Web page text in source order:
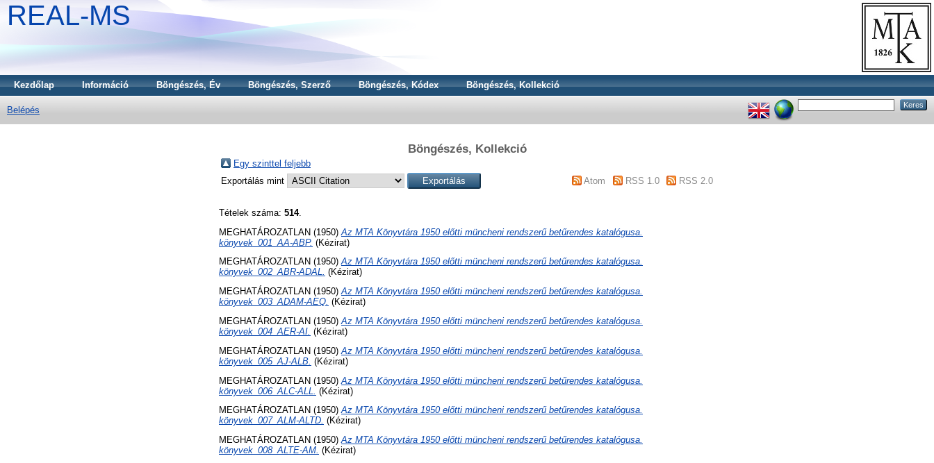
REAL-MS
Kezdőlap Információ Böngészés, Év Böngészés, Szerző Böngészés, Kódex Böngészés, Kollekció
Belépés
Böngészés, Kollekció
Egy szinttel feljebb
Exportálás mint
Atom RSS 1.0 RSS 2.0
Tételek száma: 514.
MEGHATÁROZATLAN (1950) Az MTA Könyvtára 1950 előtti müncheni rendszerű betűrendes katalógusa.
könyvek_001_AA-ABP. (Kézirat)
MEGHATÁROZATLAN (1950)Az MTA Könyvtára 1950 előtti müncheni rendszerű betűrendes katalógusa.
könyvek_002_ABR-ADAL. (Kézirat)
MEGHATÁROZATLAN (1950)Az MTA Könyvtára 1950 előtti müncheni rendszerű betűrendes katalógusa.
könyvek_003_ADAM-AEQ. (Kézirat)
MEGHATÁROZATLAN (1950) Az MTA Könyvtára 1950 előtti müncheni rendszerű betűrendes katalógusa.
könyvek_004_AER-AI. (Kézirat)
MEGHATÁROZATLAN (1950) Az MTA Könyvtára 1950 előtti müncheni rendszerű betűrendes katalógusa.
könyvek_005_AJ-ALB. (Kézirat)
MEGHATÁROZATLAN (1950) Az MTA Könyvtára 1950 előtti müncheni rendszerű betűrendes katalógusa.
könyvek_006_ALC-ALL.
(Kézirat)
MEGHATÁROZATLAN (1950)Az MTA Könyvtára 1950 előtti müncheni rendszerű betűrendes katalógusa.
könyvek_007_ALM-ALTD. (Kézirat)
MEGHATÁROZATLAN (1950)Az MTA Könyvtára 1950 előtti müncheni rendszerű betűrendes katalógusa.
könyvek_008_ALTE-AM. (Kézirat)